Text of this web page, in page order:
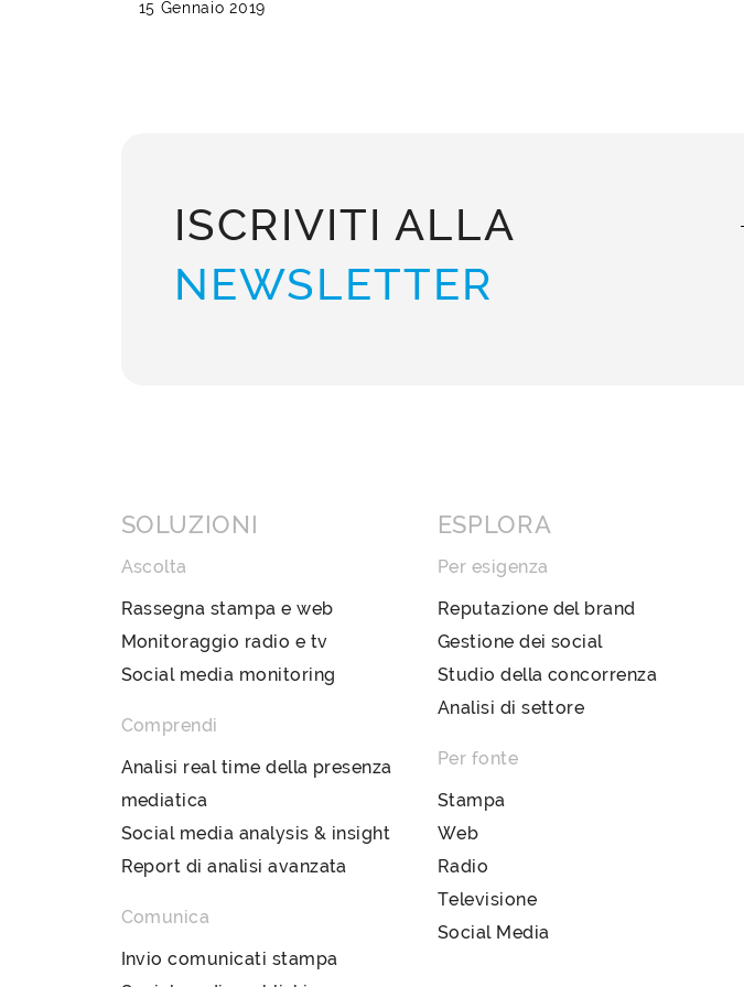
15 Gennaio 2019
ISCRIVITI ALLA
NEWSLETTER
SOLUZIONI
Ascolta
Rassegna stampa e web
Monitoraggio radio e tv
Social media monitoring
Comprendi
Analisi real time della presenza
mediatica
Social media analysis & insight
Report di analisi avanzata
Comunica
Invio comunicati stampa
ESPLORA
Per esigenza
Reputazione del brand
Gestione dei social
Studio della concorrenza
Analisi di settore
Per fonte
Stampa
Web
Radio
Televisione
Social Media